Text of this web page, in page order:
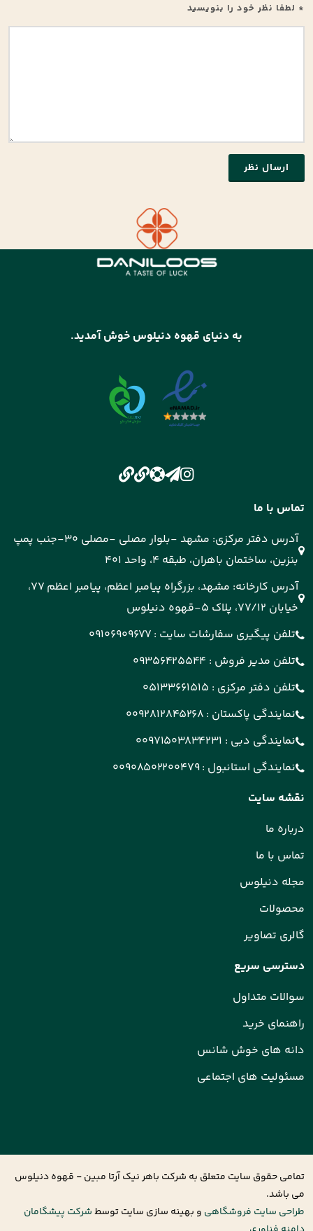
* لطفا نظر خود را بنویسید
ارسال نظر
به دنیای قهوه دنیلوس خوش آمدید.
تماس با ما
آدرس دفتر مرکزی: مشهد -بلوار مصلی -مصلی 30-جنب پمپ
بنزین، ساختمان باهران، طبقه 4، واحد 401
آدرس کارخانه: مشهد، بزرگراه پیامبر اعظم، پیامبر اعظم 77،
خیابان 77/12، پلاک 5-قهوه دنیلوس
تلفن پیگیری سفارشات سایت : 09106909677
تلفن مدیر فروش : 09356425544
تلفن دفتر مرکزی : 05133661515
نمایندگی پاکستان : 0092812845268
نمایندگی دبی : 00971503834231
نمایندگی استانبول :00908502200479
نقشه سایت
درباره ما
تماس با ما
مجله دنیلوس
محصولات
گالری تصاویر
دسترسی سریع
سوالات متداول
راهنمای خرید
دانه های خوش شانس
مسئولیت های اجتماعی
تمامی حقوق سایت متعلق به شرکت باهر نیک آرتا مبین - قهوه دنیلوس
می باشد.
طراحی سایت فروشگاهی و بهینه سازی سایت توسطشرکت پیشگامان